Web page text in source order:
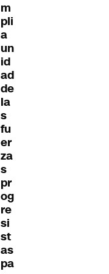
m
pli
a
un
id
ad
de
la
s
fu
er
za
s
pr
og
re
si
st
as
pa